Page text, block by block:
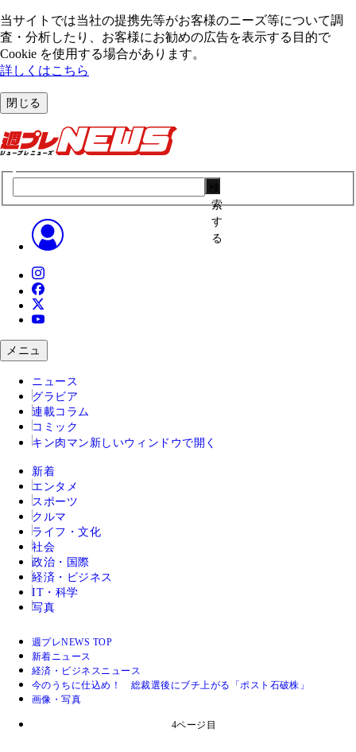
当サイトでは当社の提携先等がお客様のニーズ等について調
査・分析したり、お客様にお勧めの広告を表⽰する⽬的で
Cookie を使⽤する場合があります。
詳しくはこちら
閉じる
索
す
る
メニュ
ニュース
グラビア
連載コラム
コミック
キン肉マン 新しいウィンドウで開く
新着
エンタメ
スポーツ
クルマ
ライフ・文化
社会
政治・国際
経済・ビジネス
IT・科学
写真
週プレNEWS TOP
新着ニュース
経済・ビジネスニュース
今のうちに仕込め！ 総裁選後にブチ上がる「ポスト石破株」
画像・写真
4ページ目